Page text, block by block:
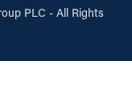
PLC - All Rights